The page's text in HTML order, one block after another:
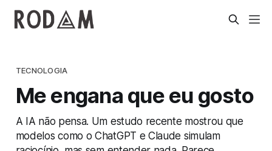
TECNOLOGIA
Me engana que eu gosto
A IA não pensa. Um estudo recente mostrou que
modelos como o ChatGPT e Claude simulam